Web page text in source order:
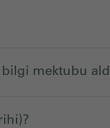
bilgi mektubu